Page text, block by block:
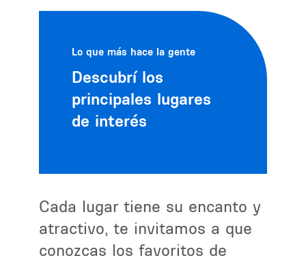
Lo que más hace la gente
Descubrí los
principales lugares
de interés
Cada lugar tiene su encanto y
atractivo, te invitamos a que
conozcas los favoritos de